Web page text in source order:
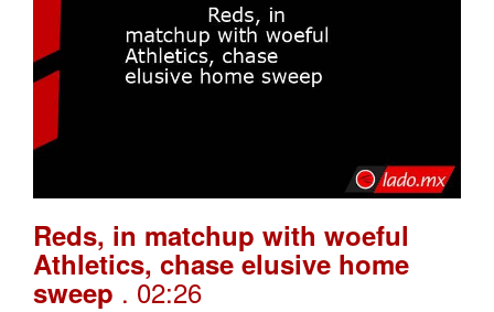
Reds, in matchup with woeful
Athletics, chase elusive home
sweep . 02:26